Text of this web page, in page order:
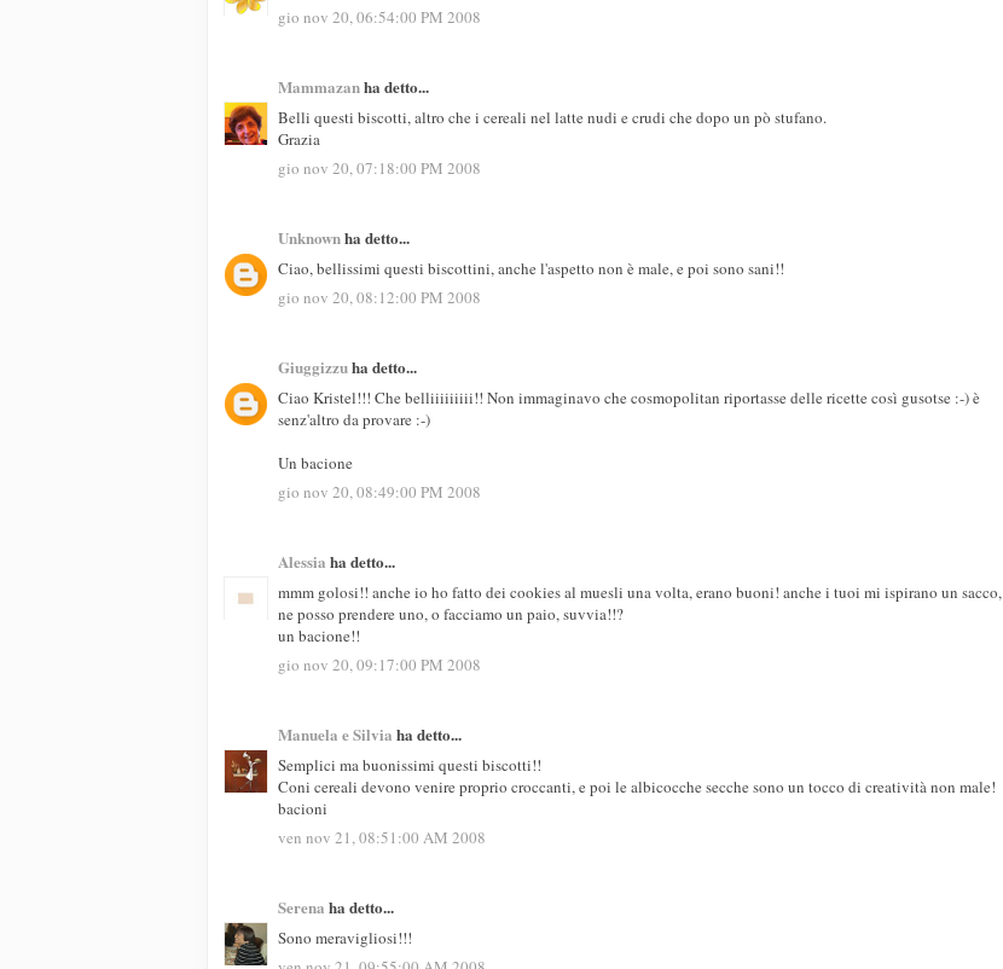
gio nov 20, 06:54:00 PM 2008
Mammazanha detto...
Belli questi biscotti, altro che i cereali nel latte nudi e crudi che dopo un pò stufano.
Grazia
gio nov 20, 07:18:00 PM 2008
Unknownha detto...
Ciao, bellissimi questi biscottini, anche l'aspetto non è male, e poi sono sani!!
gio nov 20, 08:12:00 PM 2008
Giuggizzuha detto...
Ciao Kristel!!! Che belliiiiiiiii!! Non immaginavo che cosmopolitan riportasse delle ricette così gusotse :-) è
senz'altro da provare :-)
Un bacione
gio nov 20, 08:49:00 PM 2008
Alessia ha detto...
mmm golosi!! anche io ho fatto dei cookies al muesli una volta, erano buoni! anche i tuoi mi ispirano un sacco,
ne posso prendere uno, o facciamo un paio, suvvia!!?
un bacione!!
gio nov 20, 09:17:00 PM 2008
Manuela e Silvia ha detto...
Semplici ma buonissimi questi biscotti!!
Coni cereali devono venire proprio croccanti, e poi le albicocche secche sono un tocco di creatività non male!
bacioni
ven nov 21, 08:51:00 AM 2008
Serena ha detto...
Sono meravigliosi!!!